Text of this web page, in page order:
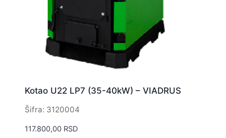
Kotao U22 LP7 (35-40kW) – VIADRUS
Šifra: 3120004
117.800,00 RSD